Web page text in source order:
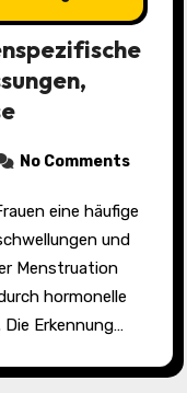
No Comments
und
Menstruation
hormonelle
Erkennung…